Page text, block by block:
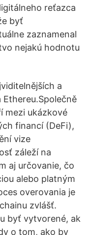
reťazca
byť
zaznamenal
nejakú hodnotu
a
mezi ukázkové
financí (DeFi),
vize
záleží na
aj určovanie, čo
alebo platným
overovania je
zvlášť.
byť vytvorené, ak
o tom, ako by